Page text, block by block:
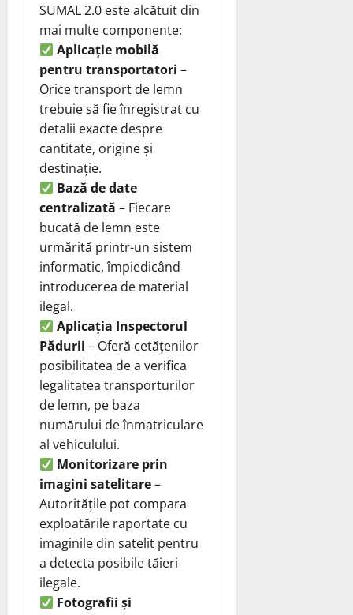
SUMAL 2.0 este alcătuit din
mai multe componente:
Aplicație mobilă
pentru transportatori –
Orice transport de lemn
trebuie să fie înregistrat cu
detalii exacte despre
cantitate, origine și
destinație.
Bază de date
centralizată – Fiecare
bucată de lemn este
urmărită printr-un sistem
informatic, împiedicând
introducerea de material
ilegal.
Aplicația Inspectorul
Pădurii – Oferă cetățenilor
posibilitatea de a verifica
legalitatea transporturilor
de lemn, pe baza
numărului de înmatriculare
al vehiculului.
Monitorizare prin
imagini satelitare–
Autoritățile pot compara
exploatările raportate cu
imaginile din satelit pentru
a detecta posibile tăieri
ilegale.
Fotografii și